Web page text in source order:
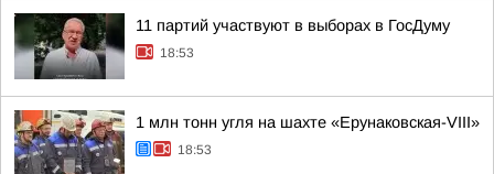
11 партий участвуют в выборах в ГосДуму
18:53
1 млн тонн угля на шахте «Ерунаковская-VIII»
18:53